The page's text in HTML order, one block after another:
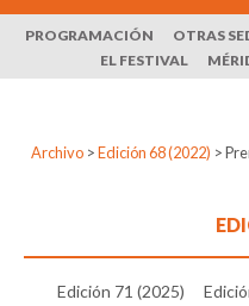
PROGRAMACIÓN OTRAS
EL FESTIVAL
Archivo > Edición 68 (2022) >
Edición 71 (2025)